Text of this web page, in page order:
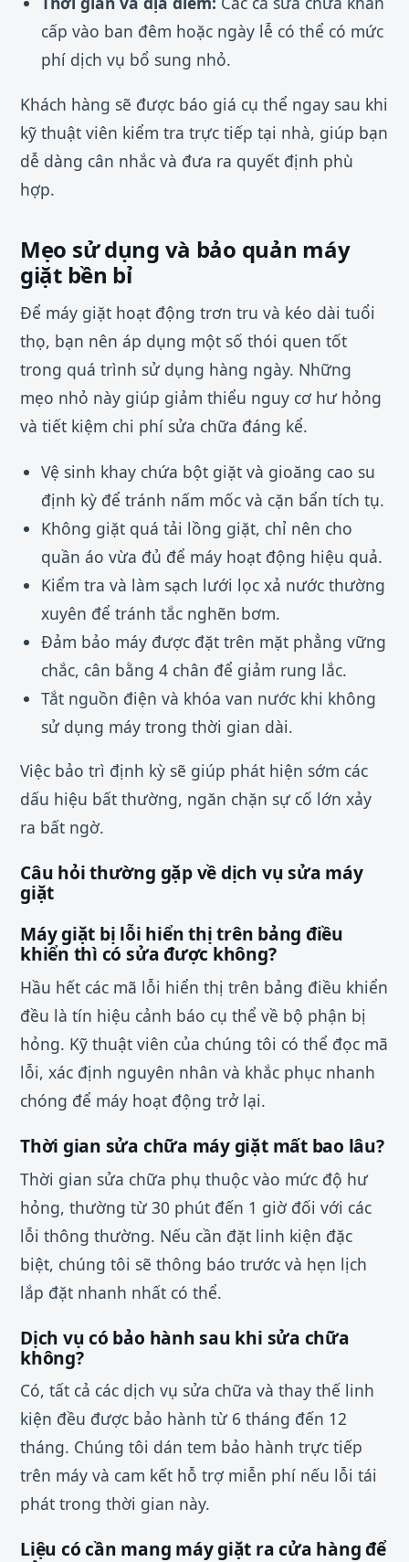
cấp vào ban đêm hoặc ngày lễ có thể có mức
phí dịch vụ bổ sung nhỏ.
Khách hàng sẽ được báo giá cụ thể ngay sau khi
kỹ thuật viên kiểm tra trực tiếp tại nhà, giúp bạn
dễ dàng cân nhắc và đưa ra quyết định phù
hợp.
Mẹo sử dụng và bảo quản máy
giặt bền bỉ
Để máy giặt hoạt động trơn tru và kéo dài tuổi
thọ, bạn nên áp dụng một số thói quen tốt
trong quá trình sử dụng hàng ngày. Những
mẹo nhỏ này giúp giảm thiểu nguy cơ hư hỏng
và tiết kiệm chi phí sửa chữa đáng kể.
Vệ sinh khay chứa bột giặt và gioăng cao su
định kỳ để tránh nấm mốc và cặn bẩn tích tụ.
Không giặt quá tải lồng giặt, chỉ nên cho
quần áo vừa đủ để máy hoạt động hiệu quả.
Kiểm tra và làm sạch lưới lọc xả nước thường
xuyên để tránh tắc nghẽn bơm.
Đảm bảo máy được đặt trên mặt phẳng vững
chắc, cân bằng 4 chân để giảm rung lắc.
Tắt nguồn điện và khóa van nước khi không
sử dụng máy trong thời gian dài.
Việc bảo trì định kỳ sẽ giúp phát hiện sớm các
dấu hiệu bất thường, ngăn chặn sự cố lớn xảy
ra bất ngờ.
Câu hỏi thường gặp về dịch vụ sửa máy
giặt
Máy giặt bị lỗi hiển thị trên bảng điều
khiển thì có sửa được không?
Hầu hết các mã lỗi hiển thị trên bảng điều khiển
đều là tín hiệu cảnh báo cụ thể về bộ phận bị
hỏng. Kỹ thuật viên của chúng tôi có thể đọc mã
lỗi, xác định nguyên nhân và khắc phục nhanh
chóng để máy hoạt động trở lại.
Thời gian sửa chữa máy giặt mất bao lâu?
Thời gian sửa chữa phụ thuộc vào mức độ hư
hỏng, thường từ 30 phút đến 1 giờ đối với các
lỗi thông thường. Nếu cần đặt linh kiện đặc
biệt, chúng tôi sẽ thông báo trước và hẹn lịch
lắp đặt nhanh nhất có thể.
Dịch vụ có bảo hành sau khi sửa chữa
không?
Có, tất cả các dịch vụ sửa chữa và thay thế linh
kiện đều được bảo hành từ 6 tháng đến 12
tháng. Chúng tôi dán tem bảo hành trực tiếp
trên máy và cam kết hỗ trợ miễn phí nếu lỗi tái
phát trong thời gian này.
Liệu có cần mang máy giặt ra cửa hàng để